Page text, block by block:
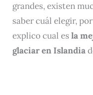
grandes, existen
saber cuál elegir,
explico cual es la
glaciar en Islandia